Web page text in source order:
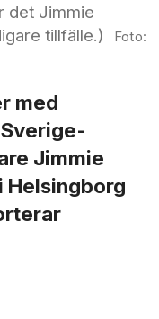
det Jimmie
tillfälle.)
med
Sverige­
Jimmie
Helsingborg